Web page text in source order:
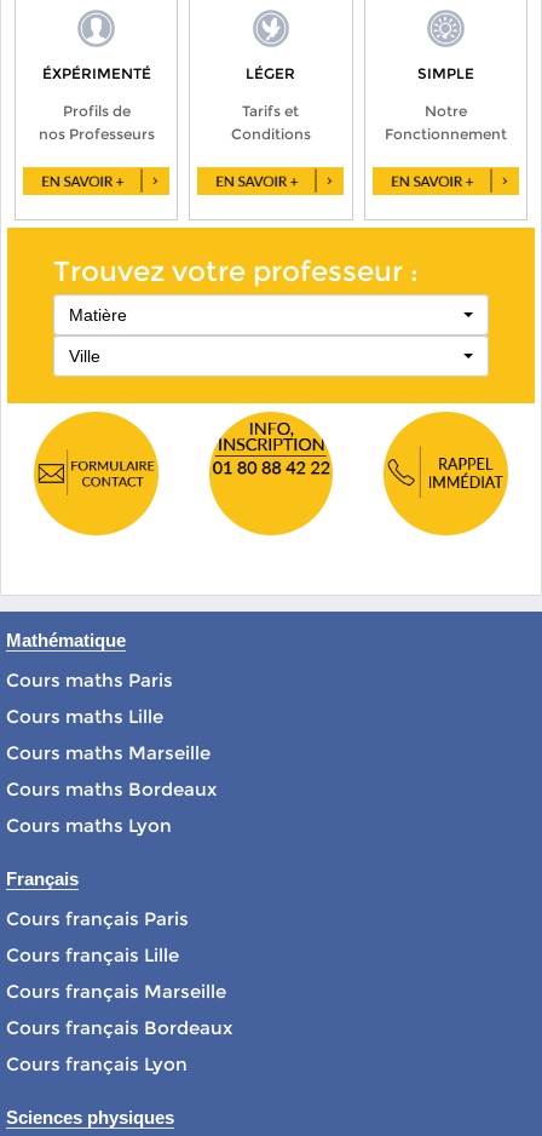
ÉXPÉRIMENTÉ
Profils de
nos Professeurs
LÉGER
Tarifs et
Conditions
SIMPLE
Notre
Fonctionnement
Trouvez votre professeur :
Matière
Ville
Mathématique
Cours maths Paris
Cours maths Lille
Cours maths Marseille
Cours maths Bordeaux
Cours maths Lyon
Français
Cours français Paris
Cours français Lille
Cours français Marseille
Cours français Bordeaux
Cours français Lyon
Sciences physiques